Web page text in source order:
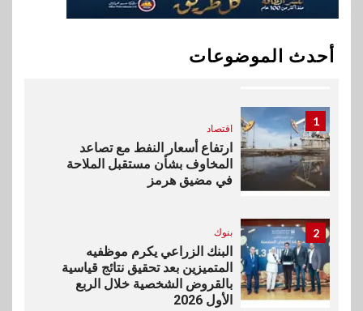
أحدث الموضوعاتبيان توضيحي صادر عن شركة
ناتجاس
1
اقتصاد
ارتفاع أسعار النفط مع تصاعد
المخاوف بشأن مستقبل الملاحة
في مضيق هرمز
2 بنوك
البنك الزراعي يكرم موظفيه
المتميزين بعد تحقيق نتائج قياسية
بالقروض الشخصية خلال الربع
الأول 2026